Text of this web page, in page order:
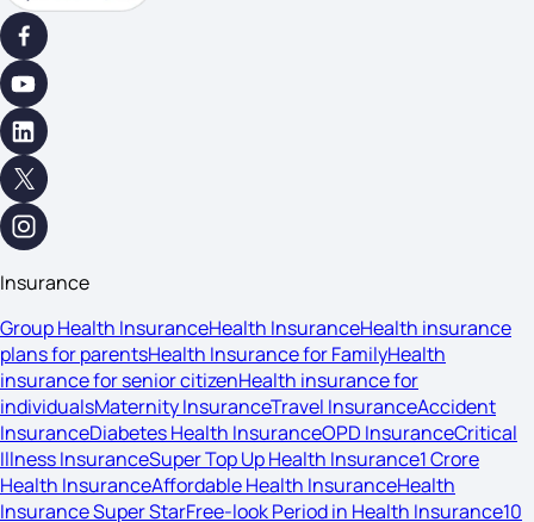
Insurance
Group Health InsuranceHealth InsuranceHealth insurance
plans for parentsHealth Insurance for FamilyHealth
insurance for senior citizenHealth insurance for
individualsMaternity InsuranceTravel InsuranceAccident
InsuranceDiabetes Health InsuranceOPD InsuranceCritical
Illness InsuranceSuper Top Up Health Insurance1 Crore
Health InsuranceAffordable Health InsuranceHealth
Insurance Super StarFree-look Period in Health Insurance10